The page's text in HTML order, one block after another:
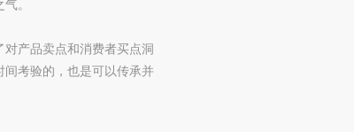
。
产品卖点和消费者买点洞
考验的，也是可以传承并